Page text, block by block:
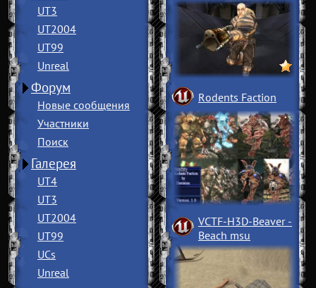
UT3
UT2004
UT99
Unreal
Форум
Новые сообщения
Участники
Поиск
Галерея
UT4
UT3
UT2004
UT99
UCs
Unreal
Rodents Faction
VCTF-H3D-Beaver ­
Beach msu